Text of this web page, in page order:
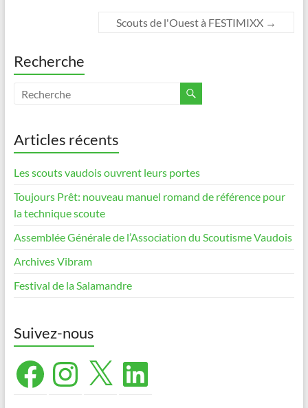
Scouts de l'Ouest à FESTIMIXX →
Recherche
Articles récents
Les scouts vaudois ouvrent leurs portes
Toujours Prêt: nouveau manuel romand de référence pour
la technique scoute
Assemblée Générale de l’Association du Scoutisme Vaudois
Archives Vibram
Festival de la Salamandre
Suivez-nous
FacebookInstagram
X LinkedIn